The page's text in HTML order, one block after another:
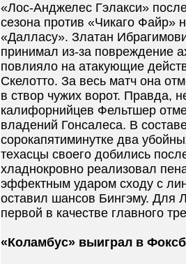
«Лос-Анджелес Гэлакси»
сезона против «Чикаго Файр»
«Далласу». Златан
принимал из-за повреждение
повлияло на атакующие
Скелотто. За весь матч она
в створ чужих ворот. Правда,
калифорнийцев Фельтшер
владений Гонсалеса. В
сорокапятиминутке два
техасцы своего добились
хладнокровно реализовал
эффектным ударом сходу с
оставил шансов Бингэму. Для
первой в качестве главного
«Коламбус» выиграл в